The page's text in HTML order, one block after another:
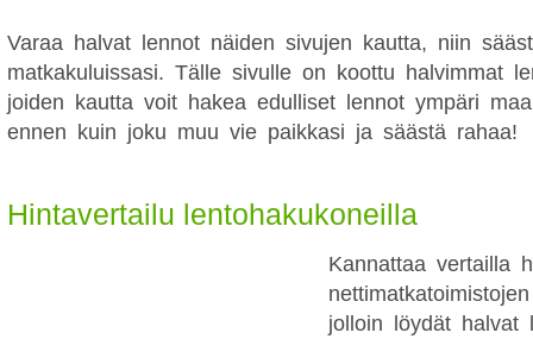
Varaa halvat lennot näiden sivujen kautta, niin
matkakuluissasi. Tälle sivulle on koottu halvimmat
joiden kautta voit hakea edulliset lennot ympäri
ennen kuin joku muu vie paikkasi ja säästä rahaa!
Hintavertailu lentohakukoneilla
Kannattaa vertailla
jolloin löydät halvat